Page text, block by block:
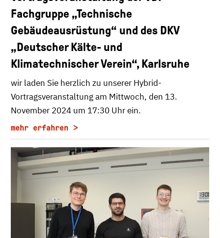
Fachgruppe „Technische
Gebäudeausrüstung“ und des DKV
„Deutscher Kälte- und
Klimatechnischer Verein“, Karlsruhe
wir laden Sie herzlich zu unserer Hybrid-
Vortragsveranstaltung am Mittwoch, den 13.
November 2024 um 17:30 Uhr ein.
mehr erfahren